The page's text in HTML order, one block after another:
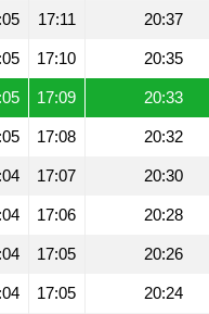
17:11 20:37
17:10 20:35
17:09 20:33
17:08 20:32
17:07 20:30
17:06 20:28
17:05 20:26
17:05 20:24